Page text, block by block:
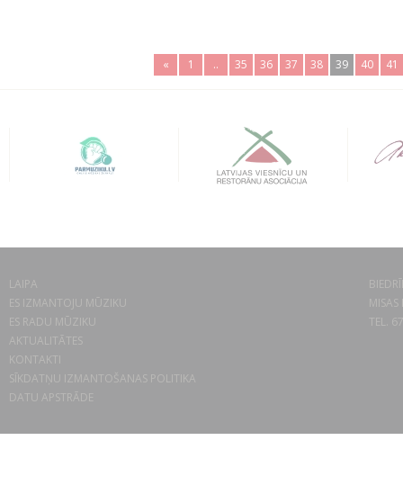
« 1 .. 35 36 37 38 39 40 41
LAIPA
ES IZMANTOJU MŪZIKU
ES RADU MŪZIKU
AKTUALITĀTES
KONTAKTI
SĪKDATŅU IZMANTOŠANAS POLITIKA
DATU APSTRĀDE
TEL.